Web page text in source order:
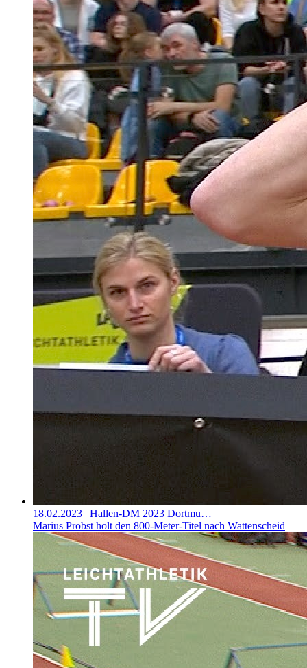
18.02.2023 | Hallen-DM 2023 Dortmu…
Marius Probst holt den 800-Meter-Titel nach Wattenscheid